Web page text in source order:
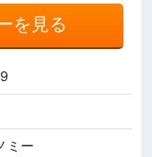
を見る
ミー